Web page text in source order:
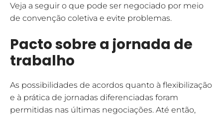
Veja a seguir o que pode ser negociado por meio
de convenção coletiva e evite problemas.
Pacto sobre a jornada de
trabalho
As possibilidades de acordos quanto à flexibilização
e à prática de jornadas diferenciadas foram
permitidas nas últimas negociações. Até então,